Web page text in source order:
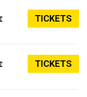
TICKETS
TICKETS